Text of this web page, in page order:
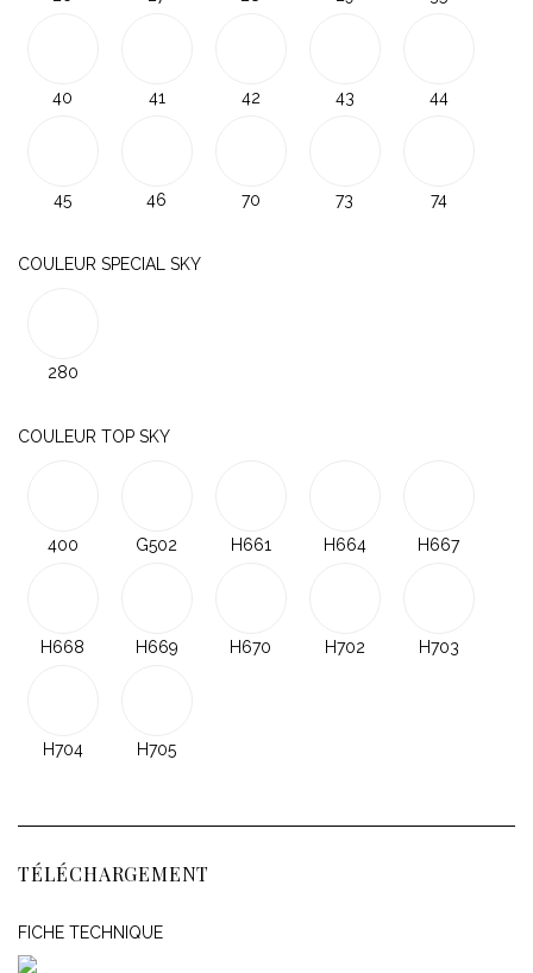
40 41 42 43 44
45 46 70 73 74
COULEUR SPECIAL SKY
280
COULEUR TOP SKY
400 G502 H661 H664 H667
H668 H669 H670 H702 H703
H704 H705
TÉLÉCHARGEMENT
FICHE TECHNIQUE